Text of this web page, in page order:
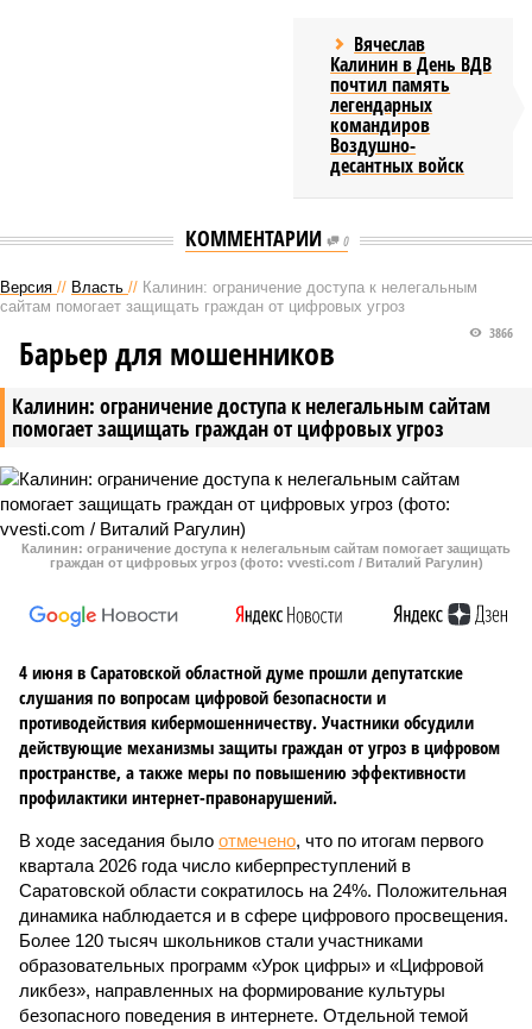
Вячеслав
Калинин в День ВДВ
почтил память
легендарных
командиров
Воздушно-
десантных войск
КОММЕНТАРИИ 0
Версия // Власть // Калинин: ограничение доступа к нелегальным
сайтам помогает защищать граждан от цифровых угроз
Калинин: ограничение доступа к нелегальным сайтам
помогает защищать граждан от цифровых угроз
3866
Барьер для мошенников
Калинин: ограничение доступа к нелегальным сайтам помогает защищать
граждан от цифровых угроз (фото: vvesti.com / Виталий Рагулин)
4 июня в Саратовской областной думе прошли депутатские
слушания по вопросам цифровой безопасности и
противодействия кибермошенничеству. Участники обсудили
действующие механизмы защиты граждан от угроз в цифровом
пространстве, а также меры по повышению эффективности
профилактики интернет-правонарушений.
В ходе заседания было отмечено, что по итогам первого
квартала 2026 года число киберпреступлений в
Саратовской области сократилось на 24%. Положительная
динамика наблюдается и в сфере цифрового просвещения.
Более 120 тысяч школьников стали участниками
образовательных программ «Урок цифры» и «Цифровой
ликбез», направленных на формирование культуры
безопасного поведения в интернете. Отдельной темой